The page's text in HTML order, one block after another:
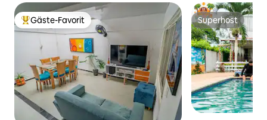
Beliebter Gäste-Favorit.
Gäste-Favorit Superhost
Superhost